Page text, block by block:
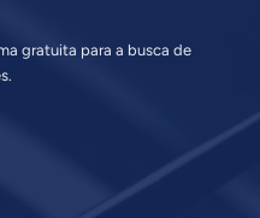
gratuita para a busca de